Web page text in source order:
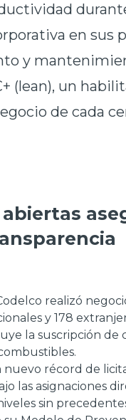
en sus
y
(lean), un
de cada
realizó
y 178
la suscripción
récord de
las asignaciones
sin